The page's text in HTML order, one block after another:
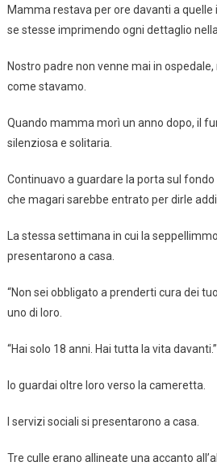
Mamma restava per ore davanti a
se stesse imprimendo ogni dettaglio
Nostro padre non venne mai in
come stavamo.
Quando mamma morì un anno dopo, il
silenziosa e solitaria.
Continuavo a guardare la porta sul
che magari sarebbe entrato per dirle
La stessa settimana in cui la
presentarono a casa.
“Non sei obbligato a prenderti cura dei
uno di loro.
“Hai solo 18 anni. Hai tutta la vita davanti.”
Io guardai oltre loro verso la cameretta.
I servizi sociali si presentarono a casa.
Tre culle erano allineate una accanto